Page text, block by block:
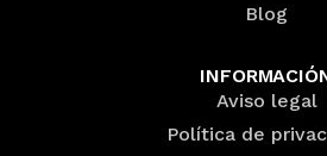
Blog
Aviso legal
Política de